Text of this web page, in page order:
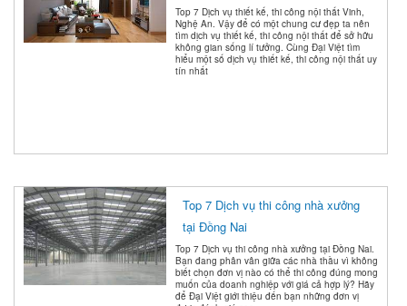
Top 7 Dịch vụ thiết kế, thi công nội thất Vinh,
Nghệ An. Vậy để có một chung cư đẹp ta nên
tìm dịch vụ thiết kế, thi công nội thất để sở hữu
không gian sống lí tưởng. Cùng Đại Việt tìm
hiểu một số dịch vụ thiết kế, thi công nội thất uy
tín nhất
Top 7 Dịch vụ thi công nhà xưởng
tại Đồng Nai
Top 7 Dịch vụ thi công nhà xưởng tại Đồng Nai.
Bạn đang phân vân giữa các nhà thầu vì không
biết chọn đơn vị nào có thể thi công đúng mong
muốn của doanh nghiệp với giá cả hợp lý? Hãy
để Đại Việt giới thiệu đến bạn những đơn vị